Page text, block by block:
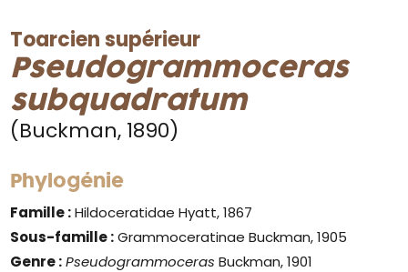
Toarcien supérieur
Pseudogrammoceras
subquadratum
(Buckman, 1890)
Phylogénie
Famille :Hildoceratidae Hyatt, 1867
Sous-famille :Grammoceratinae Buckman, 1905
Genre : Pseudogrammoceras Buckman, 1901